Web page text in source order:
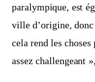
paralympique, est
ville d’origine,
cela rend les
assez challengeant